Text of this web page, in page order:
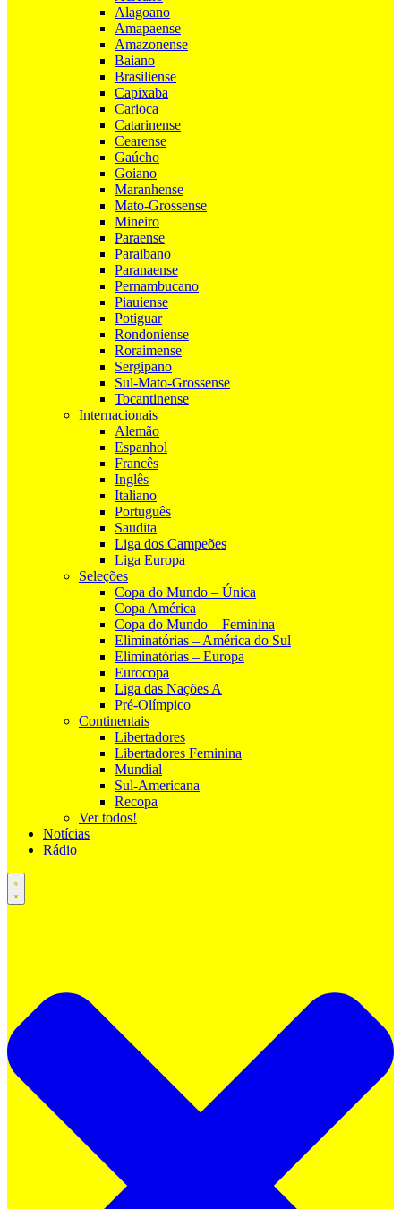
Alagoano
Amapaense
Amazonense
Baiano
Brasiliense
Capixaba
Carioca
Catarinense
Cearense
Gaúcho
Goiano
Maranhense
Mato-Grossense
Mineiro
Paraense
Paraibano
Paranaense
Pernambucano
Piauiense
Potiguar
Rondoniense
Roraimense
Sergipano
Sul-Mato-Grossense
Tocantinense
Internacionais
Alemão
Espanhol
Francês
Inglês
Italiano
Português
Saudita
Liga dos Campeões
Liga Europa
Seleções
Copa do Mundo – Única
Copa América
Copa do Mundo – Feminina
Eliminatórias – América do Sul
Eliminatórias – Europa
Eurocopa
Liga das Nações A
Pré-Olímpico
Continentais
Libertadores
Libertadores Feminina
Mundial
Sul-Americana
Recopa
Ver todos!
Notícias
Rádio